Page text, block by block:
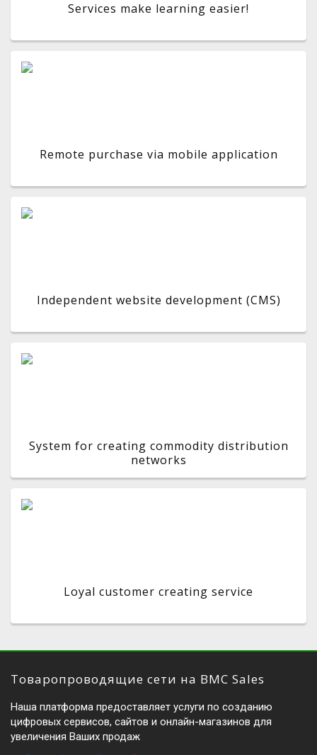
Services make learning easier!
Remote purchase via mobile application
Independent website development (CMS)
System for creating commodity distribution
networks
Loyal customer creating service
Товаропроводящие сети на BMC Sales
Наша платформа предоставляет услуги по созданию
цифровых сервисов, сайтов и онлайн-магазинов для
увеличения Ваших продаж